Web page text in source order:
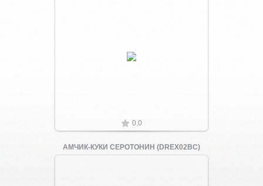
Увеличить
0.0
АМЧИК-КУКИ СЕРОТОНИН (DREX02BC)